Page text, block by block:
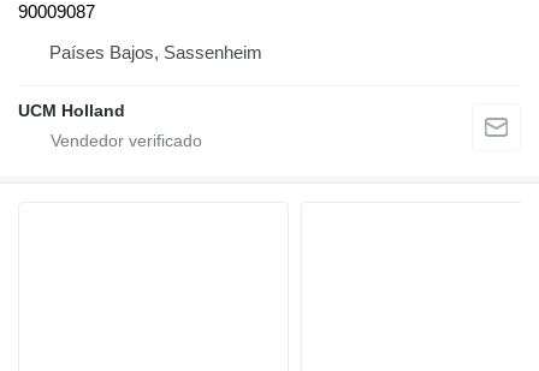
90009087
Países Bajos, Sassenheim
UCM Holland